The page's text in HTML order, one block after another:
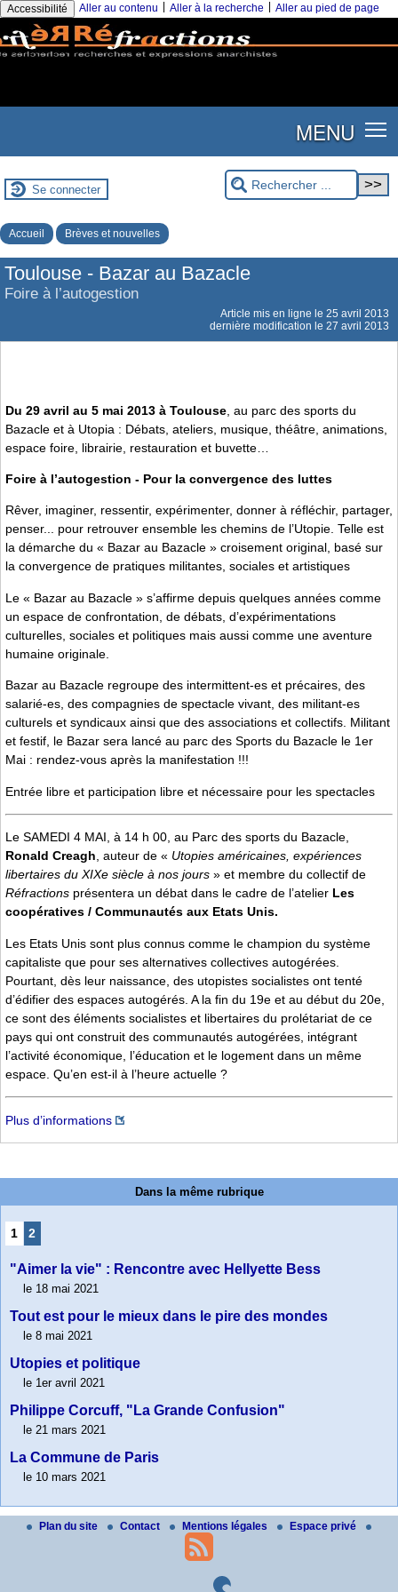
Accessibilité Aller au contenu Aller à la recherche Aller au pied de page
MENU
Se connecter
Accueil Brèves et nouvelles
Toulouse - Bazar au Bazacle
Foire à l’autogestion
Article mis en ligne le 25 avril 2013
dernière modification le 27 avril 2013
Du 29 avril au 5 mai 2013 à Toulouse , au parc des sports du
Bazacle et à Utopia : Débats, ateliers, musique, théâtre, animations,
espace foire, librairie, restauration et buvette…
Foire à l’autogestion - Pour la convergence des luttes
Rêver, imaginer, ressentir, expérimenter, donner à réfléchir, partager,
penser... pour retrouver ensemble les chemins de l’Utopie. Telle est
la démarche du « Bazar au Bazacle » croisement original, basé sur
la convergence de pratiques militantes, sociales et artistiques
Le « Bazar au Bazacle » s’affirme depuis quelques années comme
un espace de confrontation, de débats, d’expérimentations
culturelles, sociales et politiques mais aussi comme une aventure
humaine originale.
Bazar au Bazacle regroupe des intermittent-es et précaires, des
salarié-es, des compagnies de spectacle vivant, des militant-es
culturels et syndicaux ainsi que des associations et collectifs. Militant
et festif, le Bazar sera lancé au parc des Sports du Bazacle le 1er
Mai : rendez-vous après la manifestation !!!
Entrée libre et participation libre et nécessaire pour les spectacles
Le SAMEDI 4 MAI, à 14 h 00, au Parc des sports du Bazacle,
Ronald Creagh, auteur de « Utopies américaines, expériences
libertaires du XIXe siècle à nos jours » et membre du collectif de
Réfractions présentera un débat dans le cadre de l’atelier Les
coopératives / Communautés aux Etats Unis.
Les Etats Unis sont plus connus comme le champion du système
capitaliste que pour ses alternatives collectives autogérées.
Pourtant, dès leur naissance, des utopistes socialistes ont tenté
d’édifier des espaces autogérés. A la fin du 19e et au début du 20e,
ce sont des éléments socialistes et libertaires du prolétariat de ce
pays qui ont construit des communautés autogérées, intégrant
l’activité économique, l’éducation et le logement dans un même
espace. Qu’en est-il à l’heure actuelle ?
Plus d’informations
Dans la même rubrique
1 2
"Aimer la vie" : Rencontre avec Hellyette Bess
le 18 mai 2021
Tout est pour le mieux dans le pire des mondes
le 8 mai 2021
Utopies et politique
le 1er avril 2021
Philippe Corcuff, "La Grande Confusion"
le 21 mars 2021
La Commune de Paris
le 10 mars 2021
Plan du site Contact Mentions légales Espace privé